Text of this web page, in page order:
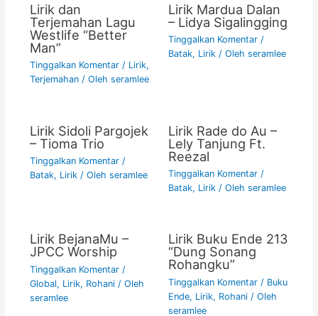
Lirik dan
Terjemahan Lagu
Westlife “Better
Man”
Tinggalkan Komentar / Lirik,
Terjemahan/ Oleh seramlee
Lirik Mardua Dalan
– Lidya Sigalingging
Tinggalkan Komentar /
Batak, Lirik/ Oleh seramlee
Lirik Sidoli Pargojek
– Tioma Trio
Tinggalkan Komentar /
Batak, Lirik/ Oleh seramlee
Lirik Rade do Au –
Lely Tanjung Ft.
Reezal
Tinggalkan Komentar /
Batak, Lirik/ Oleh seramlee
Lirik BejanaMu –
JPCC Worship
Tinggalkan Komentar /
Global, Lirik, Rohani/ Oleh
seramlee
Lirik Buku Ende 213
“Dung Sonang
Rohangku”
Tinggalkan Komentar / Buku
Ende, Lirik, Rohani/ Oleh
seramlee